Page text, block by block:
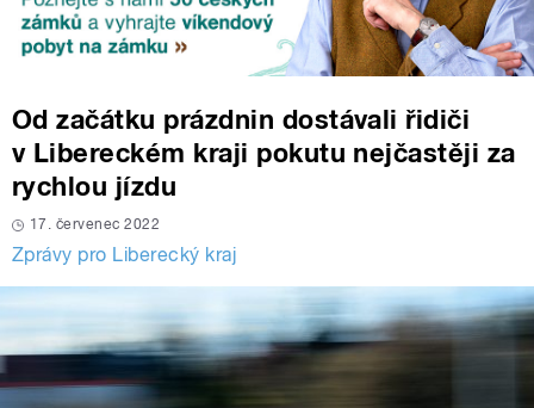
Od začátku prázdnin dostávali řidiči
v Libereckém kraji pokutu nejčastěji za
rychlou jízdu
17. červenec 2022
Zprávy pro Liberecký kraj